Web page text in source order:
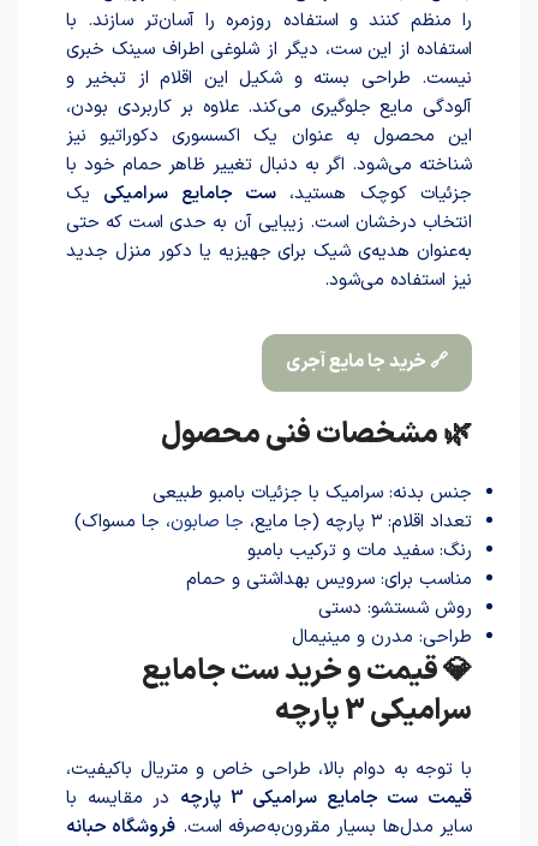
را منظم کنند و استفاده روزمره را آسان‌تر سازند. با
استفاده از این ست، دیگر از شلوغی اطراف سینک خبری
نیست. طراحی بسته و شکیل این اقلام از تبخیر و
آلودگی مایع جلوگیری می‌کند. علاوه بر کاربردی بودن،
این محصول به عنوان یک اکسسوری دکوراتیو نیز
شناخته می‌شود. اگر به دنبال تغییر ظاهر حمام خود با
جزئیات کوچک هستید، ست جامایع سرامیکی یک
انتخاب درخشان است. زیبایی آن به حدی است که حتی
به‌عنوان هدیه‌ی شیک برای جهیزیه یا دکور منزل جدید
نیز استفاده می‌شود.
🔗 خرید جا مایع آجری
🌿 مشخصات فنی محصول
جنس بدنه: سرامیک با جزئیات بامبو طبیعی
تعداد اقلام: ۳ پارچه (جا مایع،
جا صابون، جا مسواک)
رنگ: سفید مات و ترکیب بامبو
مناسب برای: سرویس بهداشتی و حمام
روش شستشو: دستی
طراحی: مدرن و مینیمال
💎 قیمت و خرید ست جامایع
سرامیکی 3 پارچه
با توجه به دوام بالا، طراحی خاص و متریال باکیفیت،
قیمت ست جامایع سرامیکی 3 پارچه
در مقایسه با
سایر مدل‌ها بسیار مقرون‌به‌صرفه است. فروشگاه حبانه